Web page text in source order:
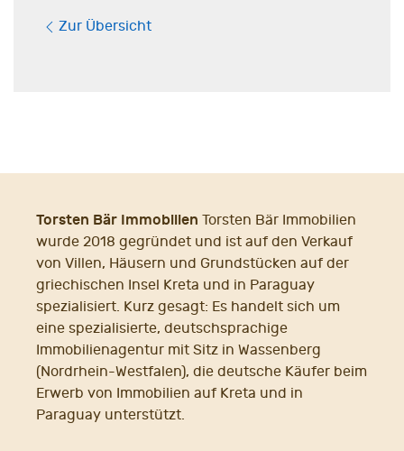
Zur Übersicht
Torsten Bär Immobilien Torsten Bär Immobilien
wurde 2018 gegründet und ist auf den Verkauf
von Villen, Häusern und Grundstücken auf der
griechischen Insel Kreta und in Paraguay
spezialisiert. Kurz gesagt: Es handelt sich um
eine spezialisierte, deutschsprachige
Immobilienagentur mit Sitz in Wassenberg
(Nordrhein-Westfalen), die deutsche Käufer beim
Erwerb von Immobilien auf Kreta und in
Paraguay unterstützt.